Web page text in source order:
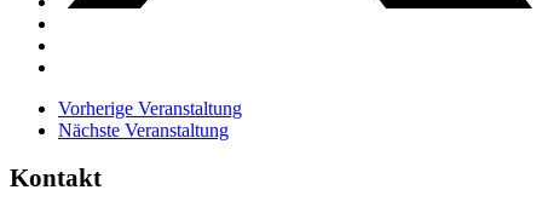
Vorherige Veranstaltung
Nächste Veranstaltung
Kontakt